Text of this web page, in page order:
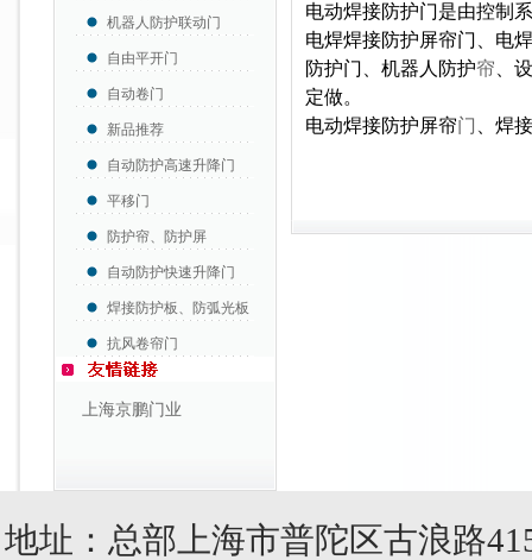
机器人防护联动门
自由平开门
自动卷门
新品推荐
自动防护高速升降门
平移门
防护帘、防护屏
自动防护快速升降门
焊接防护板、防弧光板
抗风卷帘门
上海京鹏门业
电动焊接防护门是由控制
电焊焊接防护屏帘门、电
防护门、机器人防护帘 、
定做。
电动焊接防护屏帘门 、焊
地址：总部上海市普陀区古浪路